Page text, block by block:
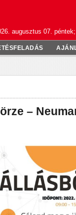
augusztus 07.
–